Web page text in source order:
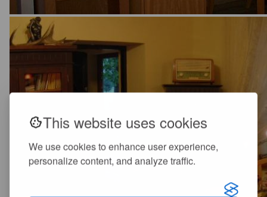
This website uses cookies
We use cookies to enhance user experience,
personalize content, and analyze traffic.